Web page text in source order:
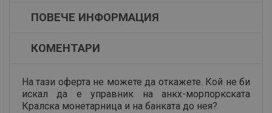
ПОВЕЧЕ ИНФОРМАЦИЯ
КОМЕНТАРИ
На тази оферта не можете да откажете. Кой не би
искал да е управник на анкх-морпоркската
Кралска монетарница и на банката до нея?